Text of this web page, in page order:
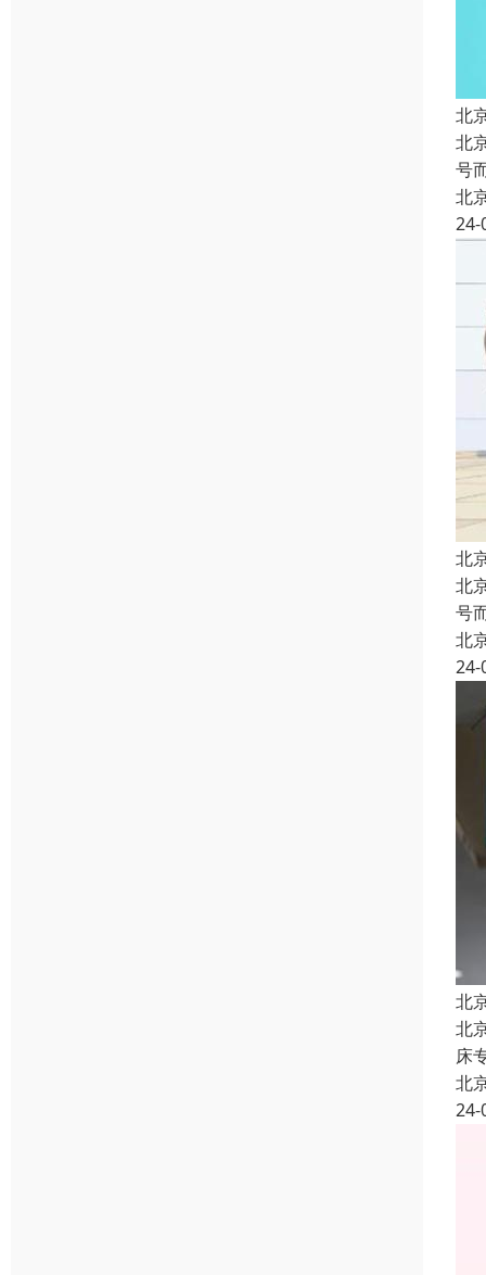
北
北
号
北
24-
北
北
号
北
24-
北
北
床
北
24-